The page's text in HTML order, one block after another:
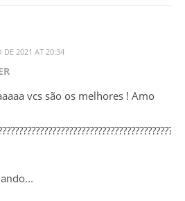
DE 2021 AT 20:34
vcs são os melhores ! Amo